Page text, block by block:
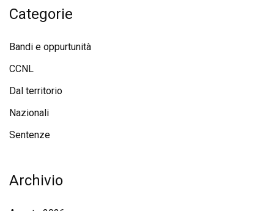
Categorie
Bandi e oppurtunità
CCNL
Dal territorio
Nazionali
Sentenze
Archivio